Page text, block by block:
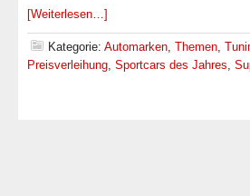
[Weiterlesen…]
Kategorie: Automarken, Themen,
Preisverleihung, Sportcars des Jahres,